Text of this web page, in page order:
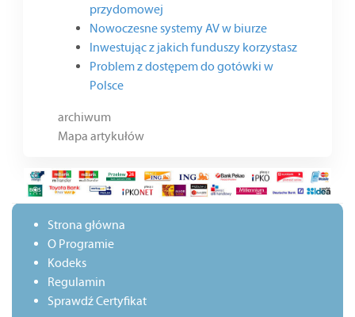
przydomowej
Nowoczesne systemy AV w biurze
Inwestując z jakich funduszy korzystasz
Problem z dostępem do gotówki w
Polsce
archiwum
Mapa artykułów
Strona główna
O Programie
Kodeks
Regulamin
Sprawdź Certyfikat